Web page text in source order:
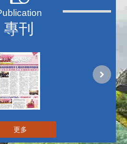
專刊
更多